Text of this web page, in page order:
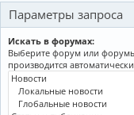
Параметры запроса
Искать в форумах:
Выберите форум или
производится